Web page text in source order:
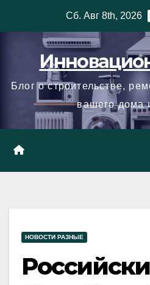
Сб. Авг 8th, 2026
Блог о строительстве,
вашего дома
НОВОСТИ РАЗНЫЕ